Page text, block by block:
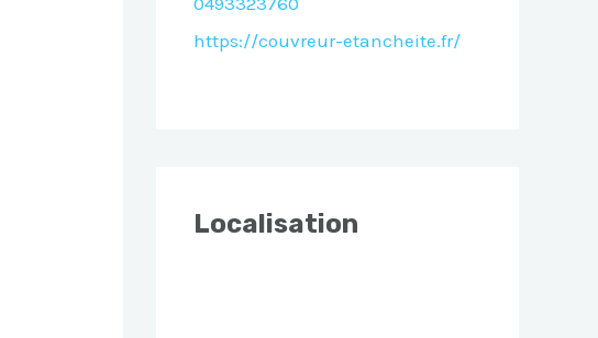
https://couvreur-etancheite.fr/
Localisation